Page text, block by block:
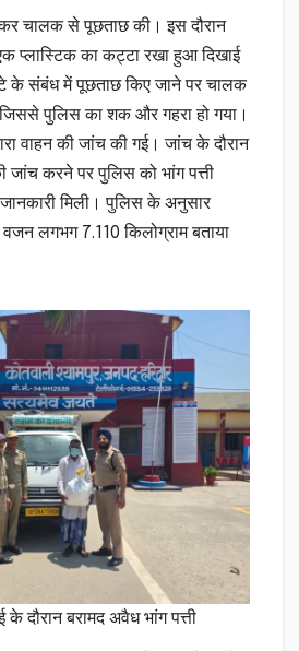
चालक से पूछताछ की। इस दौरान
प्लास्टिक का कट्टा रखा हुआ दिखाई
के संबंध में पूछताछ किए जाने पर चालक
पुलिस का शक और गहरा हो गया।
वाहन की जांच की गई। जांच के दौरान
जांच करने पर पुलिस को भांग पत्ती
जानकारी मिली। पुलिस के अनुसार
लगभग 7.110 किलोग्राम बताया
के दौरान बरामद अवैध भांग पत्ती